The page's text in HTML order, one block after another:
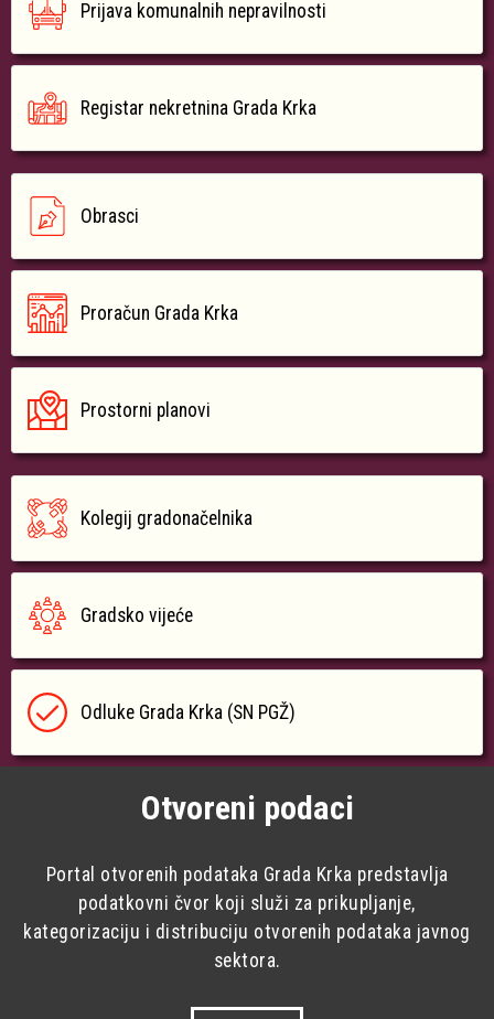
Prijava komunalnih nepravilnosti
Registar nekretnina Grada Krka
Obrasci
Proračun Grada Krka
Prostorni planovi
Kolegij gradonačelnika
Gradsko vijeće
Odluke Grada Krka (SN PGŽ)
Otvoreni podaci
Portal otvorenih podataka Grada Krka predstavlja
podatkovni čvor koji služi za prikupljanje,
kategorizaciju i distribuciju otvorenih podataka javnog
sektora.